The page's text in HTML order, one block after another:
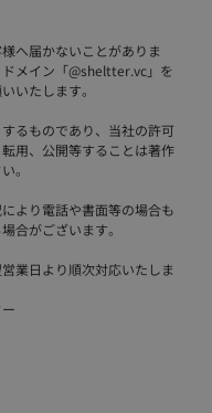
へ届かないことがありま
メイン「@sheltter.vc」を
いたします。
るものであり、当社の許可
用、公開等することは著作
。
より電話や書面等の場合も
合がございます。
業日より順次対応いたしま